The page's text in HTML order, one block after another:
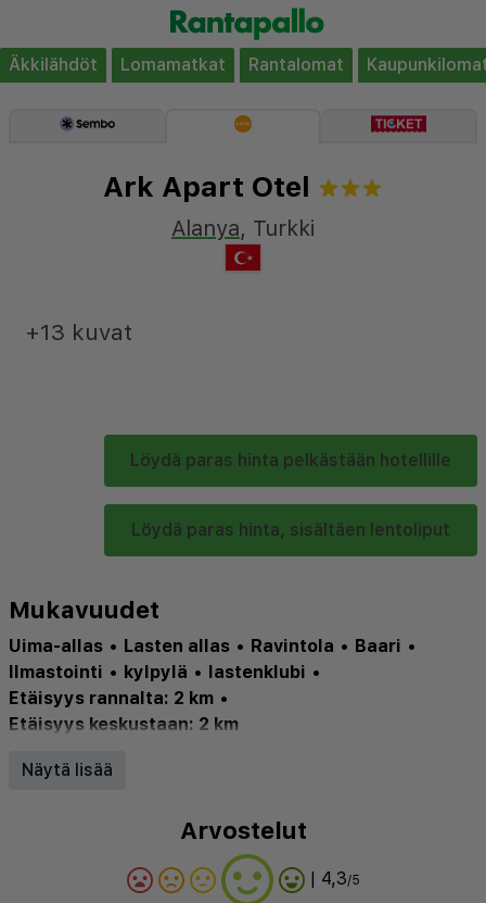
Äkkilähdöt Lomamatkat Rantalomat
Ark Apart Otel
Alanya, Turkki
Löydä paras hinta pelkästään hotellille
Löydä paras hinta, sisältäen lentoliput
+13 kuvat
Mukavuudet
Uima-allas • Lasten allas • Ravintola • Baari •
Ilmastointi • kylpylä • lastenklubi •
Etäisyys rannalta: 2 km •
Etäisyys keskustaan: 2 km
Wifi: ✅•Uima-allas: ✅
Näytä lisää
Arvostelut
| 4,3/5